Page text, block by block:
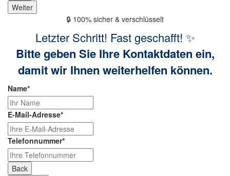
Weiter
🔒 100% sicher & verschlüsselt
Letzter Schritt! Fast geschafft! ✨
Bitte geben Sie Ihre Kontaktdaten ein,
damit wir Ihnen weiterhelfen können.
Name*
E-Mail-Adresse*
Telefonnummer*
Back